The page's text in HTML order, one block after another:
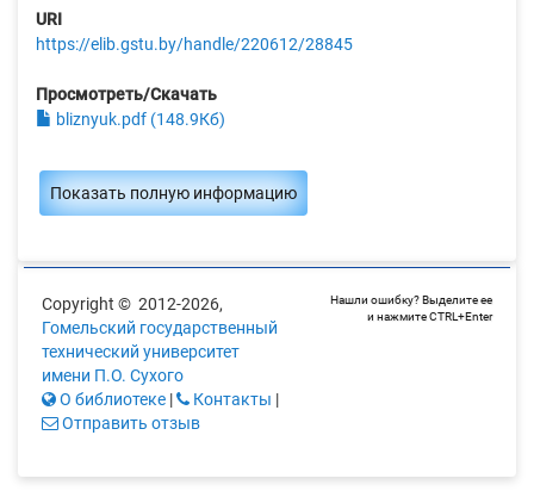
URI
https://elib.gstu.by/handle/220612/28845
Просмотреть/Скачать
bliznyuk.pdf (148.9Кб)
Показать полную информацию
Copyright © 2012-2026,
Гомельский государственный
технический университет
имени П.О. Сухого
О библиотеке | Контакты |
Отправить отзыв
Нашли ошибку? Выделите ее
и нажмите CTRL+Enter